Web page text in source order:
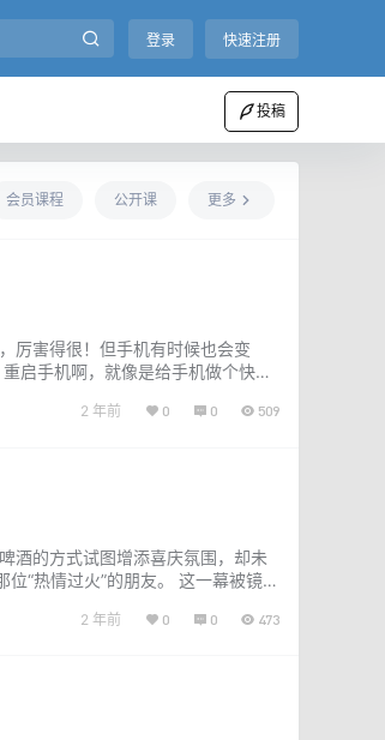
登录 快速注册
投稿
会员课程 公开课 更多
厉害得很！但手机有时候也会变
启手机啊，就像是给手机做个快速
2 年前 0 0 509
酒的方式试图增添喜庆氛围，却未
“热情过火”的朋友。 这一幕被镜头
2 年前 0 0 473